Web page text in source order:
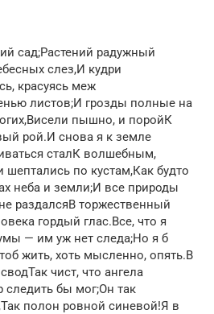
сад;Растений радужный
слез,И кудри
красуясь меж
листов;И грозды полные на
пышно, и поройК
рой.И снова я к земле
сталК волшебным,
по кустам,Как будто
неба и земли;И все природы
раздалсяВ торжественный
гордый глас.Все, что я
— им уж нет следа;Но я б
жить, хоть мысленно, опять.В
чист, что ангела
бы мог;Он так
полон ровной синевой!Я в